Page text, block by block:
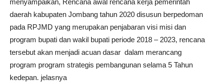
menyampaikan, Rencana awal rencana kerja pemerintah
daerah kabupaten Jombang tahun 2020 disusun berpedoman
pada RPJMD yang merupakan penjabaran visi misi dan
program bupati dan wakil bupati periode 2018 – 2023, rencana
tersebut akan menjadi acuan dasar dalam merancang
program program strategis pembangunan selama 5 Tahun
kedepan. jelasnya